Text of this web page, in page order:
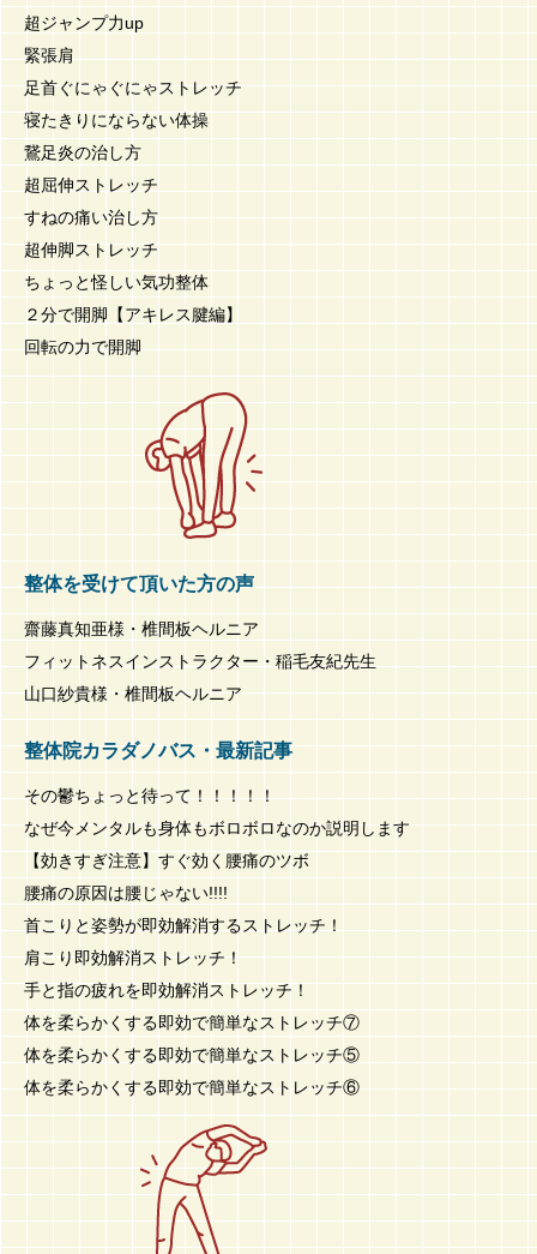
超ジャンプ力up
緊張肩
足首ぐにゃぐにゃストレッチ
寝たきりにならない体操
鵞足炎の治し方
超屈伸ストレッチ
すねの痛い治し方
超伸脚ストレッチ
ちょっと怪しい気功整体
２分で開脚【アキレス腱編】
回転の力で開脚
整体を受けて頂いた方の声
齋藤真知亜様・椎間板ヘルニア
フィットネスインストラクター・稲毛友紀先生
山口紗貴様・椎間板ヘルニア
整体院カラダノバス・最新記事
その鬱ちょっと待って！！！！！
なぜ今メンタルも身体もボロボロなのか説明します
【効きすぎ注意】すぐ効く腰痛のツボ
腰痛の原因は腰じゃない!!!!
首こりと姿勢が即効解消するストレッチ！
肩こり即効解消ストレッチ！
手と指の疲れを即効解消ストレッチ！
体を柔らかくする即効で簡単なストレッチ⑦
体を柔らかくする即効で簡単なストレッチ⑤
体を柔らかくする即効で簡単なストレッチ⑥